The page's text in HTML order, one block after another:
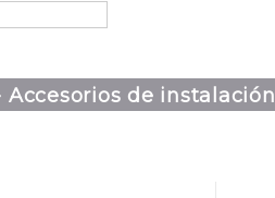
Accesorios de instalación